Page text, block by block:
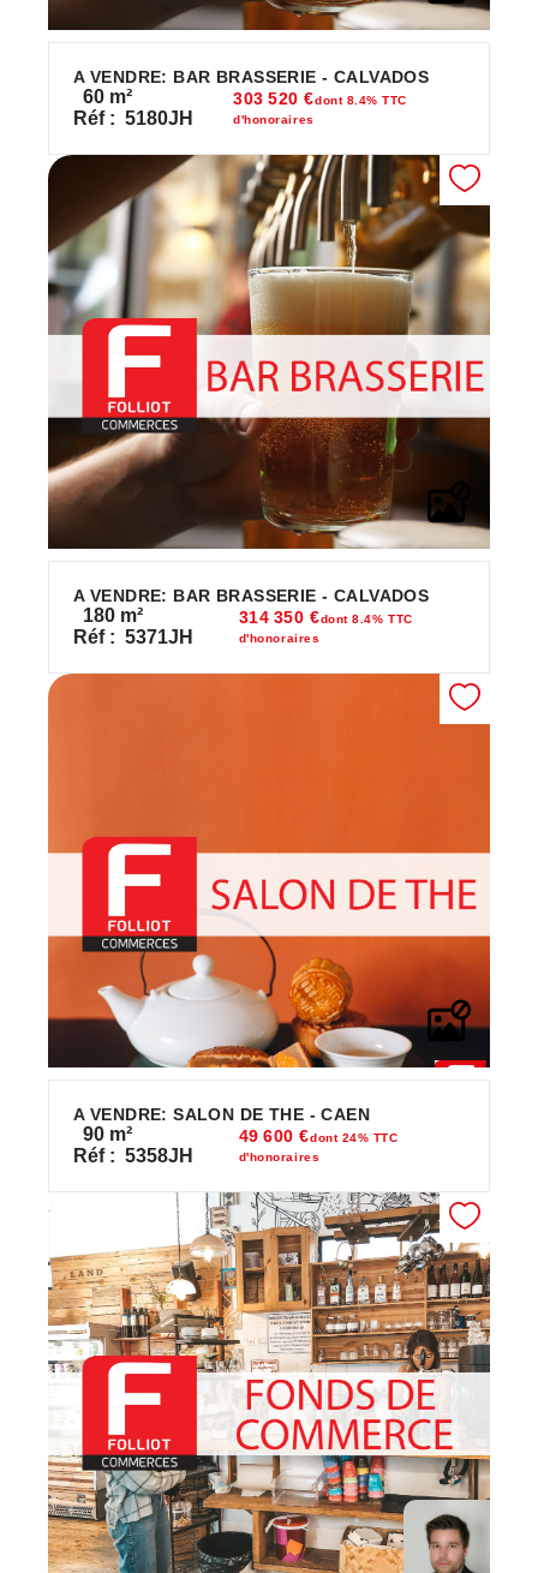
A VENDRE: BAR BRASSERIE - CALVADOS
60 m²
Réf : 5180JH
303 520 €dont 8.4% TTC
d'honoraires
A VENDRE: BAR BRASSERIE - CALVADOS
180 m²
Réf : 5371JH
314 350 €dont 8.4% TTC
d'honoraires
A VENDRE: SALON DE THE - CAEN
90 m²
Réf : 5358JH
49 600 €dont 24% TTC
d'honoraires